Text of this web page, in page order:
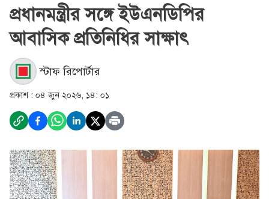
প্রধানমন্ত্রীর সঙ্গে ইউএনডিপির
আবাসিক প্রতিনিধির সাক্ষাৎ
স্টাফ রিপোর্টার
প্রকাশ : ০৪ জুন ২০২৬, ১৪: ০১